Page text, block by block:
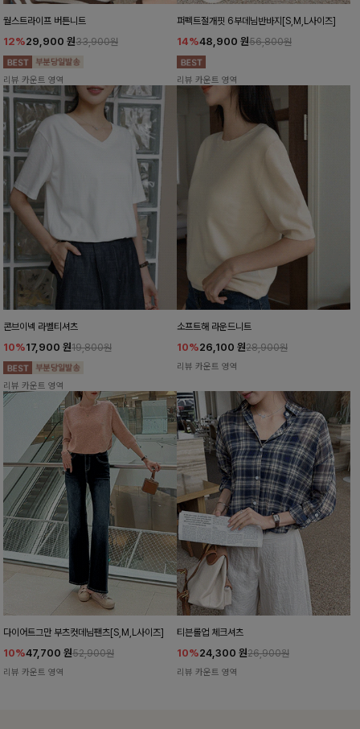
월스트라이프 버튼니트
12%29,900 원33,900원
리뷰 카운트 영역
퍼펙트절개핏 6부데님반바지[S,M,L사이즈]
14%48,900 원56,800원
리뷰 카운트 영역
콘브이넥 라벨티셔츠
10%17,900 원19,800원
리뷰 카운트 영역
소프트해 라운드니트
10%26,100 원28,900원
리뷰 카운트 영역
다이어트그만 부츠컷데님팬츠[S,M,L사이즈]
10%47,700 원52,900원
리뷰 카운트 영역
티븐롤업 체크셔츠
10%24,300 원26,900원
리뷰 카운트 영역